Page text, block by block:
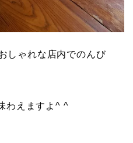
しゃれな店内でのんび
わえますよ^ ^